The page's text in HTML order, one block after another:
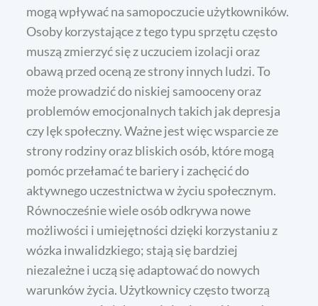
mogą wpływać na samopoczucie użytkowników.
Osoby korzystające z tego typu sprzętu często
muszą zmierzyć się z uczuciem izolacji oraz
obawą przed oceną ze strony innych ludzi. To
może prowadzić do niskiej samooceny oraz
problemów emocjonalnych takich jak depresja
czy lęk społeczny. Ważne jest więc wsparcie ze
strony rodziny oraz bliskich osób, które mogą
pomóc przełamać te bariery i zachęcić do
aktywnego uczestnictwa w życiu społecznym.
Równocześnie wiele osób odkrywa nowe
możliwości i umiejętności dzięki korzystaniu z
wózka inwalidzkiego; stają się bardziej
niezależne i uczą się adaptować do nowych
warunków życia. Użytkownicy często tworzą